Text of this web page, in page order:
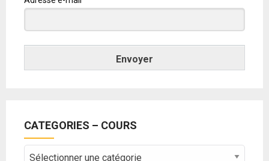
Envoyer
CATEGORIES – COURS
CATEGORIES